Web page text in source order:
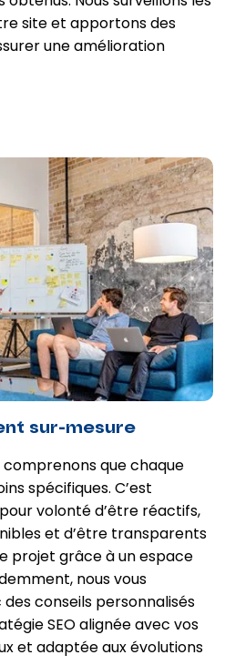
site et apportons des
une amélioration
sur-mesure
comprenons que chaque
spécifiques. C’est
volonté d’être réactifs,
et d’être transparents
projet grâce à un espace
nous vous
conseils personnalisés
SEO alignée avec vos
et adaptée aux évolutions